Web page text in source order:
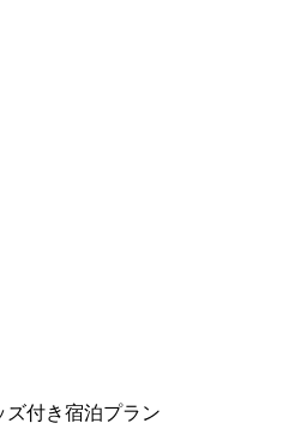
付き宿泊プラン